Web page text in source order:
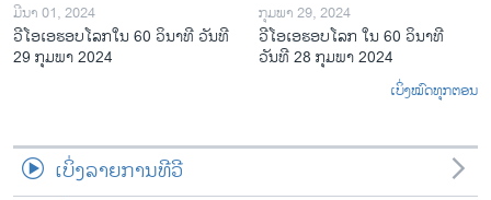
ມີນາ 01, 2024
ວີໂອເອຮອບໂລກໃນ 60 ວິນາທີ ວັນທີ
29 ກຸມພາ 2024
ກຸມພາ 29, 2024
ວີໂອເອຮອບໂລກ ໃນ 60 ວິນາທີ
ວັນທີ 28 ກຸມພາ 2024
ເບິ່ງໝົດທຸກຕອນ
ເບິ່ງລາຍການທີວີ